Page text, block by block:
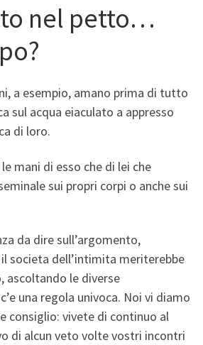
nel petto…
a esempio, amano prima di tutto
sul acqua eiaculato a appresso
di loro.
mani di esso che di lei che
sui propri corpi o anche sui
da dire sull’argomento,
societa dell’intimita meriterebbe
ascoltando le diverse
una regola univoca. Noi vi diamo
consiglio: vivete di continuo al
di alcun veto volte vostri incontri